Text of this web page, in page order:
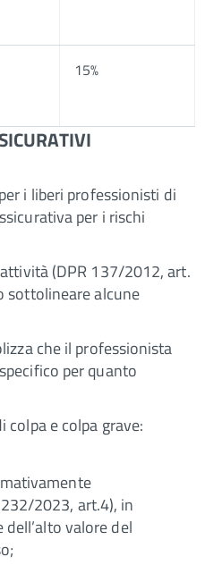
15%
i liberi professionisti di
per i rischi
(DPR 137/2012, art.
sottolineare alcune
che il professionista
per quanto
colpa e colpa grave:
2023, art.4), in
valore del